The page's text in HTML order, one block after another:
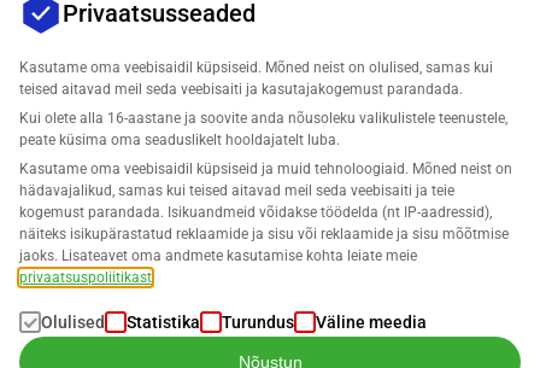
Ettevõte
Tugi
Lahendused Amazonile
Privaatsusseaded
Kasutame oma veebisaidil küpsiseid. Mõned neist on olulised, samas kui
teised aitavad meil seda veebisaiti ja kasutajakogemust parandada.
Kui olete alla 16-aastane ja soovite anda nõusoleku valikulistele teenustele,
peate küsima oma seaduslikelt hooldajatelt luba.
Kasutame oma veebisaidil küpsiseid ja muid tehnoloogiaid. Mõned neist on
hädavajalikud, samas kui teised aitavad meil seda veebisaiti ja teie
kogemust parandada. Isikuandmeid võidakse töödelda (nt IP-aadressid),
näiteks isikupärastatud reklaamide ja sisu või reklaamide ja sisu mõõtmise
jaoks. Lisateavet oma andmete kasutamise kohta leiate meie
privaatsuspoliitikast
Olulised Statistika Turundus Väline meedia
Nõustun